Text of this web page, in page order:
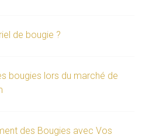
de bougie ?
bougies lors du marché de
des Bougies avec Vos